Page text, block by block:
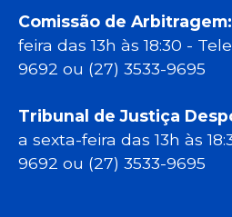
Comissão de Arbitragem:
feira das 13h às 18:30 -
9692 ou (27) 3533-9695
Tribunal de Justiça
a sexta-feira das 13h às
9692 ou (27) 3533-9695